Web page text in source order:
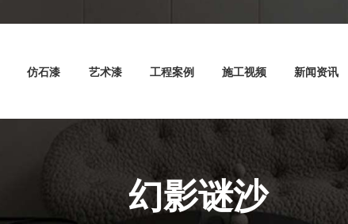
仿石漆 艺术漆 工程案例 施工视频 新闻资讯
幻影谜沙